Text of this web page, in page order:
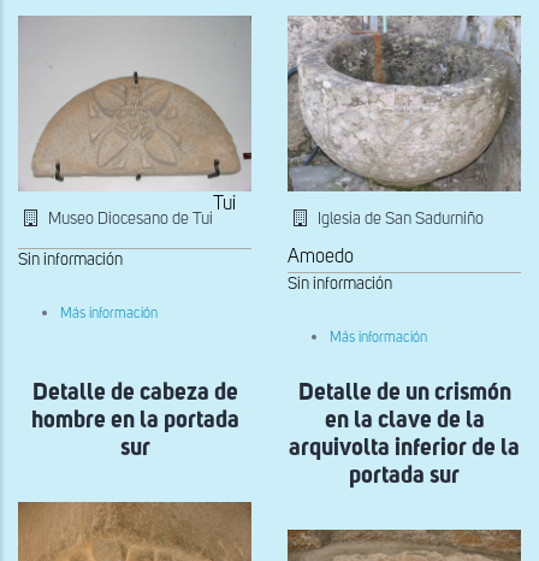
Museo Diocesano de Tui
Tui
Sin información
Más información
Iglesia de San Sadurniño
Amoedo
Sin información
Más información
Detalle de cabeza de
hombre en la portada
sur
Detalle de un crismón
en la clave de la
arquivolta inferior de la
portada sur